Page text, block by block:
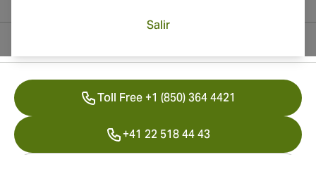
Salir
Toll Free +1 (850) 364 4421
+41 22 518 44 43